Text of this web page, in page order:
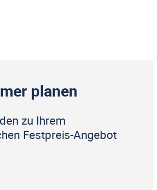
planen
zu Ihrem
Festpreis-Angebot